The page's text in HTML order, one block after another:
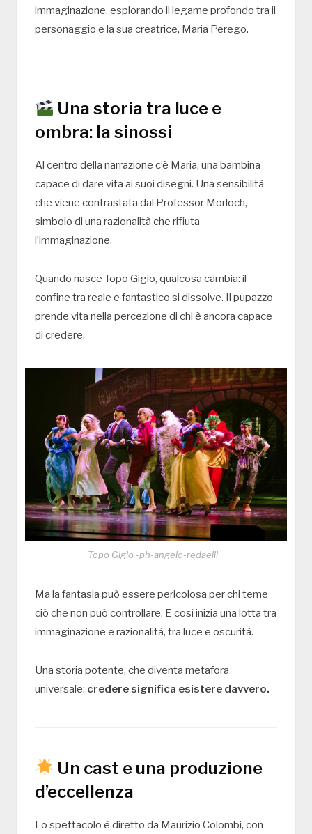
immaginazione, esplorando il legame profondo tra il
personaggio e la sua creatrice, Maria Perego.
Una storia tra luce e
ombra: la sinossi
Al centro della narrazione c’è Maria, una bambina
capace di dare vita ai suoi disegni. Una sensibilità
che viene contrastata dal Professor Morloch,
simbolo di una razionalità che rifiuta
l’immaginazione.
Quando nasce Topo Gigio, qualcosa cambia: il
confine tra reale e fantastico si dissolve. Il pupazzo
prende vita nella percezione di chi è ancora capace
di credere.
Topo Gigio -ph-angelo-redaelli
Ma la fantasia può essere pericolosa per chi teme
ciò che non può controllare. E così inizia una lotta tra
immaginazione e razionalità, tra luce e oscurità.
Una storia potente, che diventa metafora
universale: credere significa esistere davvero.
Un cast e una produzione
d’eccellenza
Lo spettacolo è diretto da Maurizio Colombi, con